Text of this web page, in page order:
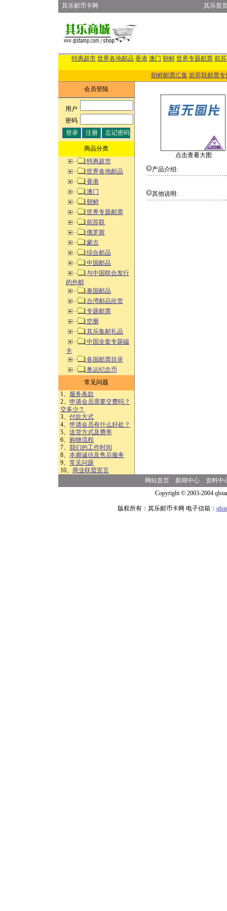
其乐邮币卡网 其乐首
特惠超市 世界各地邮品 香港 澳门 朝鲜 世界专题邮票 前
朝鲜邮票汇集 前苏联邮票专
会员登陆
用户:
密码:
商品分类
特惠超市
世界各地邮品
香港
澳门
朝鲜
世界专题邮票
前苏联
俄罗斯
蒙古
综合邮品
中国邮品
与中国联合发行
的外邮
泰国邮品
台湾邮品欣赏
专题邮票
空册
其乐集邮礼品
中国全套专题磁
卡
各国邮票目录
奥运纪念币
常见问题
1、 服务条款
2、 申请会员需要交费吗？
交多少？
3、 付款方式
4、 申请会员有什么好处？
5、 送货方式及费率
6、 购物流程
7、 我们的工作时间
8、 本廊诚信及售后服务
9、 常见问题
10、 商业联盟宣言
点击查看大图
产品介绍:
其他说明:
网站首页 新闻中心
资料中
Copyright © 2003-2004
版权所有：其乐邮币卡网 电子信箱：